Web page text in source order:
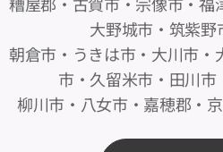
大野城市・筑紫野
朝倉市・うきは市・大川市・
市・久留米市・田川
柳川市・八女市・嘉穂郡・